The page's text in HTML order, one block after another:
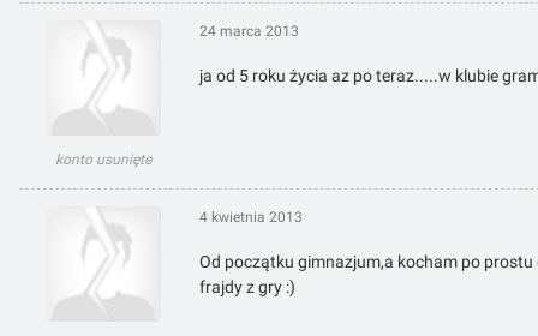
konto usunięte
24 marca 2013
ja od 5 roku życia az po teraz.....w klubie
4 kwietnia 2013
Od początku gimnazjum,a kocham po
frajdy z gry :)